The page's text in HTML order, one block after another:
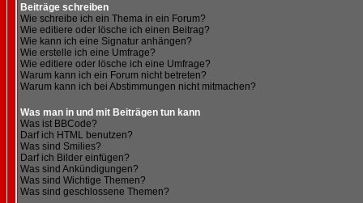
Beiträge schreiben
Wie schreibe ich ein Thema in ein Forum?
Wie editiere oder lösche ich einen Beitrag?
Wie kann ich eine Signatur anhängen?
Wie erstelle ich eine Umfrage?
Wie editiere oder lösche ich eine Umfrage?
Warum kann ich ein Forum nicht betreten?
Warum kann ich bei Abstimmungen nicht mitmachen?
Was man in und mit Beiträgen tun kann
Was ist BBCode?
Darf ich HTML benutzen?
Was sind Smilies?
Darf ich Bilder einfügen?
Was sind Ankündigungen?
Was sind Wichtige Themen?
Was sind geschlossene Themen?